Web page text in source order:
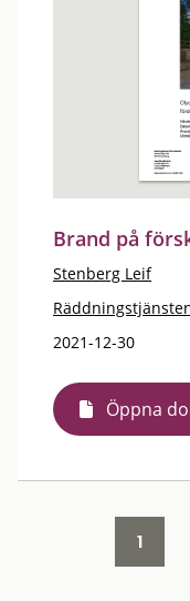
Brand på
Stenberg Leif
2021-12-30
Öppna
1